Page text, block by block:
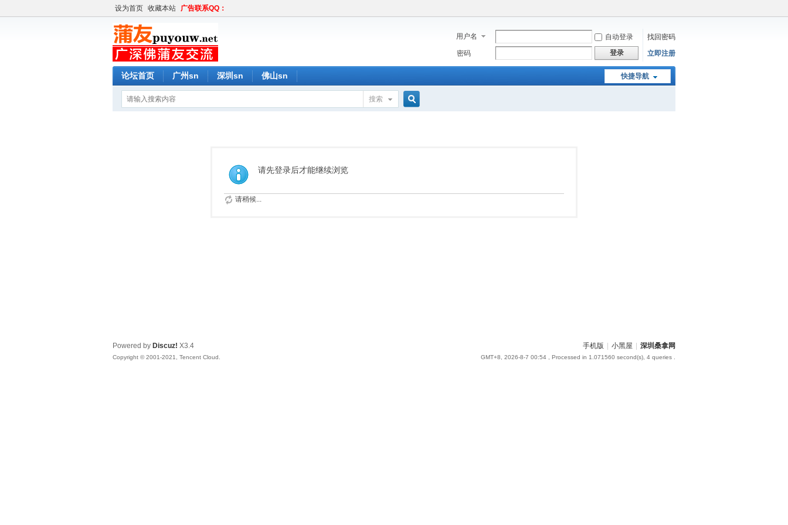
设为首页 收藏本站 广告联系QQ：
用户名 自动登录
找回密码
密码
登录 立即注册
快捷导航
论坛首页 广州sn 深圳sn 佛山sn
搜索
请先登录后才能继续浏览
请稍候...
手机版 小黑屋 深圳桑拿网
GMT+8, 2026-8-7 00:54 , Processed in 1.071560 second(s), 4 queries .
Powered by Discuz! X3.4
Copyright © 2001-2021, Tencent Cloud.